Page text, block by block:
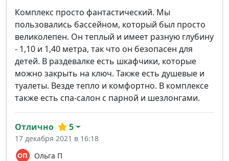
Комплекс просто фантастический. Мы
пользовались бассейном, который был просто
великолепен. Он теплый и имеет разную глубину
- 1,10 и 1,40 метра, так что он безопасен для
детей. В раздевалке есть шкафчики, которые
можно закрыть на ключ. Также есть душевые и
туалеты. Везде тепло и комфортно. В комплексе
также есть спа-салон с парной и шезлонгами.
Ольга П
Отлично 5
17 декабря 2021 в 16:18